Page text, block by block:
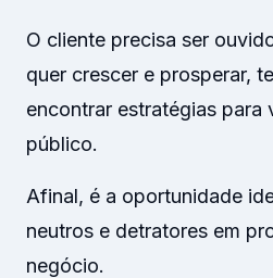
O cliente precisa ser
quer crescer e prosperar,
encontrar estratégias para
público.
Afinal, é a oportunidade
neutros e detratores em
negócio.